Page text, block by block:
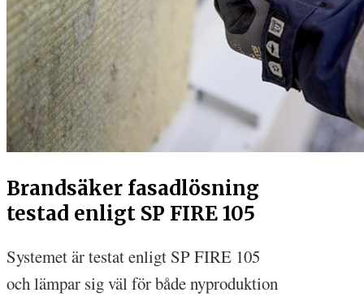
Brandsäker fasadlösning
testad enligt SP FIRE 105
Systemet är testat enligt SP FIRE 105
och lämpar sig väl för både nyproduktion